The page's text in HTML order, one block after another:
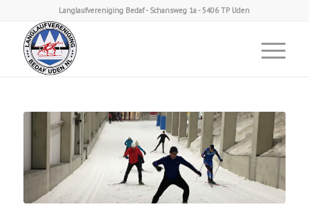
Langlaufvereniging Bedaf - Schansweg 1a - 5406 TP Uden